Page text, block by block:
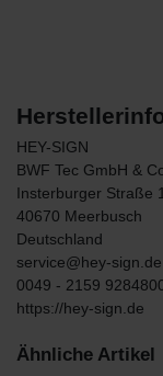
HEY-SIGN
BWF Tec GmbH &
Insterburger Straße
40670 Meerbusch
Deutschland
service@hey-sign.de
0049 - 2159
https://hey-sign.de
Ähnliche Artikel